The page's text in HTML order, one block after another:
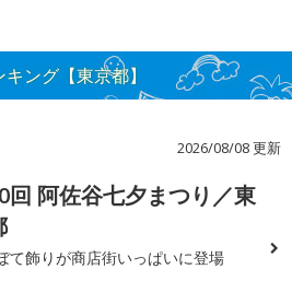
ング【東京都】
2026/08/08 更新
回 阿佐谷七夕まつり／東
て飾りが商店街いっぱいに登場